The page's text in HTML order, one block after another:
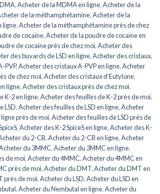
,Acheter de la MDMA en ligne,Acheter de la
de la méthamphétamine,Acheter de la
ligne,Acheter de la méthamphétamine près de chez
de cocaïne,Acheter de la poudre de cocaïne en
de cocaïne près de chez moi,Acheter des
des buvards de LSD en ligne,Acheter des cristaux,
PVP,Acheter des cristaux A-PVP en ligne,Acheter
de chez moi,Acheter des cristaux d’Eutylone,
ligne,Acheter des cristaux près de chez moi,
K-2 en ligne,Acheter des feuilles de K-2 près de moi,
LSD,Acheter des feuilles de LSD en ligne,Acheter
près de moi,Acheter des feuilles de LSD près de
,Acheter des K-2 SpiceS en ligne,Acheter des K-
du 2-CB,Acheter du 2-CB en ligne,Acheter
du 3MMC,Acheter du 3MMC en ligne,
de moi,Acheter du 4MMC,Acheter du 4MMC en
près de moi,Acheter du DMT,Acheter du DMT en
près de moi,Acheter du LSD,Acheter du LSD en
,Acheter du Nembutal en ligne,Acheter du